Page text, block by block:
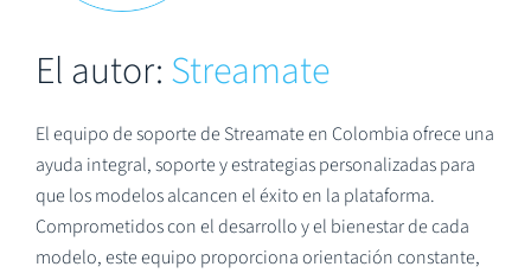
El autor:Streamate
El equipo de soporte de Streamate en Colombia ofrece una
ayuda integral, soporte y estrategias personalizadas para
que los modelos alcancen el éxito en la plataforma.
Comprometidos con el desarrollo y el bienestar de cada
modelo, este equipo proporciona orientación constante,